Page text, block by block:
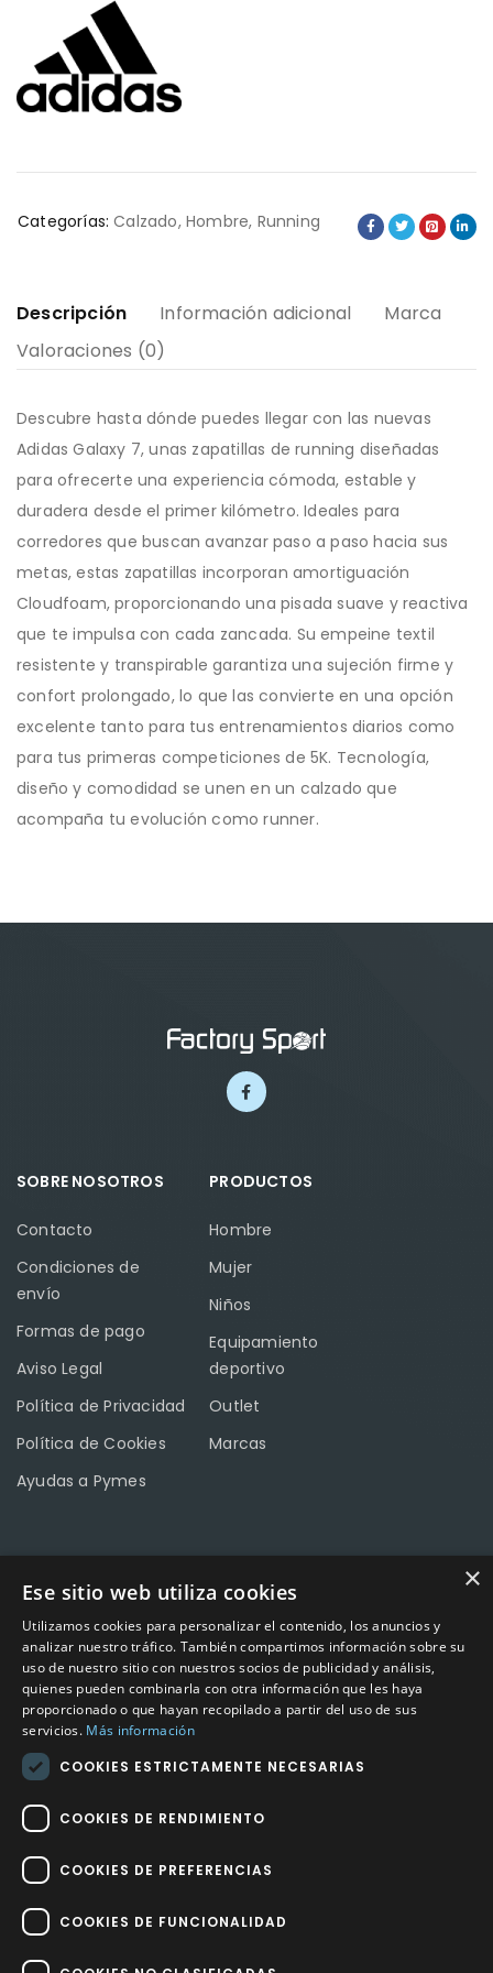
Categorías: Calzado,Hombre, Running
Descripción Información adicional
Marca
Valoraciones (0)
Descubre hasta dónde puedes llegar con las nuevas
Adidas Galaxy 7, unas zapatillas de running diseñadas
para ofrecerte una experiencia cómoda, estable y
duradera desde el primer kilómetro. Ideales para
corredores que buscan avanzar paso a paso hacia sus
metas, estas zapatillas incorporan amortiguación
Cloudfoam, proporcionando una pisada suave y reactiva
que te impulsa con cada zancada. Su empeine textil
resistente y transpirable garantiza una sujeción firme y
confort prolongado, lo que las convierte en una opción
excelente tanto para tus entrenamientos diarios como
para tus primeras competiciones de 5K. Tecnología,
diseño y comodidad se unen en un calzado que
acompaña tu evolución como runner.
SOBRE NOSOTROS
Contacto
Condiciones de
envío
Formas de pago
Aviso Legal
Política de Privacidad
Política de Cookies
Ayudas a Pymes
PRODUCTOS
Hombre
Mujer
Niños
Equipamiento
deportivo
Outlet
Marcas
Calle Méndez Núñez nº3 – Fuente Palmera 14120 Córdoba
Teléfono957 04 96 57
Emailinfo@factory-sport.es
HORARIO COMERCIAL
Lunes a viernes
10:00 a 14:00 / 18:00 a 21:00
×
Ese sitio web utiliza cookies
Utilizamos cookies para personalizar el contenido, los anuncios y
analizar nuestro tráfico. También compartimos información sobre su
uso de nuestro sitio con nuestros socios de publicidad y análisis,
quienes pueden combinarla con otra información que les haya
proporcionado o que hayan recopilado a partir del uso de sus
servicios. Más información
COOKIES ESTRICTAMENTE NECESARIAS
COOKIES DE RENDIMIENTO
COOKIES DE PREFERENCIAS
COOKIES DE FUNCIONALIDAD